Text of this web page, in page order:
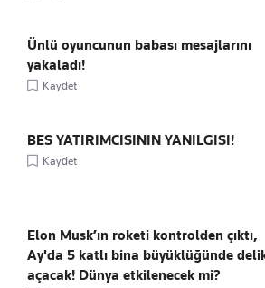
Ünlü oyuncunun babası mesajlarını
yakaladı!
Kaydet
BES YATIRIMCISININ YANILGISI!
Kaydet
Elon Musk’ın roketi kontrolden çıktı,
Ay'da 5 katlı bina büyüklüğünde
açacak! Dünya etkilenecek mi?